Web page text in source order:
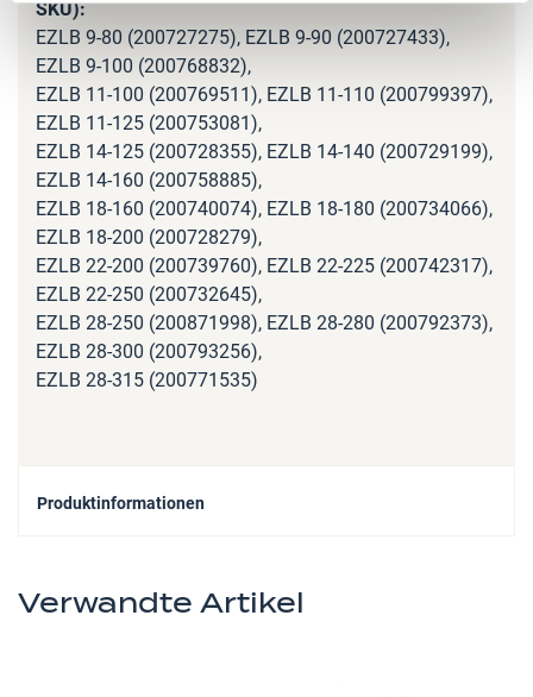
EZLB 9-80 (200727275), EZLB 9-90 (200727433),
EZLB 9-100 (200768832),
EZLB 11-100 (200769511), EZLB 11-110 (200799397),
EZLB 11-125 (200753081),
EZLB 14-125 (200728355), EZLB 14-140 (200729199),
EZLB 14-160 (200758885),
EZLB 18-160 (200740074), EZLB 18-180 (200734066),
EZLB 18-200 (200728279),
EZLB 22-200 (200739760), EZLB 22-225 (200742317),
EZLB 22-250 (200732645),
EZLB 28-250 (200871998), EZLB 28-280 (200792373),
EZLB 28-300 (200793256),
EZLB 28-315 (200771535)
Produktinformationen
Verwandte Artikel